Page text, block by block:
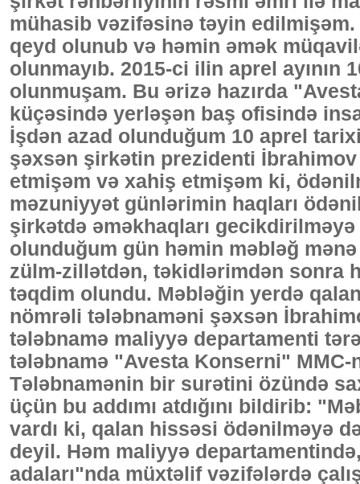
mühasib vəzifəsinə təyin
qeyd olunub və həmin əmək
olunmayıb. 2015-ci ilin aprel
olunmuşam. Bu ərizə hazırda
küçəsində yerləşən baş ofisində
İşdən azad olunduğum 10 aprel
şəxsən şirkətin prezidenti
etmişəm və xahiş etmişəm ki,
məzuniyyət günlərimin haqları
şirkətdə əməkhaqları
olunduğum gün həmin məbləğ
zülm-zillətdən, təkidlərimdən sonra
təqdim olundu. Məbləğin yerdə
nömrəli tələbnaməni şəxsən
tələbnamə maliyyə departamenti
tələbnamə "Avesta Konserni" MMC-
Tələbnamənin bir surətini özündə
üçün bu addımı atdığını bildirib:
vardı ki, qalan hissəsi ödənilməyə
deyil. Həm maliyyə
adaları"nda müxtəlif vəzifələrdə